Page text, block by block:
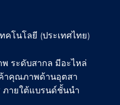
คโนโลยี (ประเทศไทย)
ระดับสากล มีอะไหล่
าคุณภาพด้านอุตสา
ภายใต้แบรนด์ชั้นนำ